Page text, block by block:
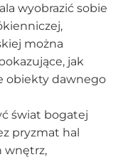
wyobrazić sobie
można
jak
obiekty dawnego
świat bogatej
pryzmat hal
wnętrz,